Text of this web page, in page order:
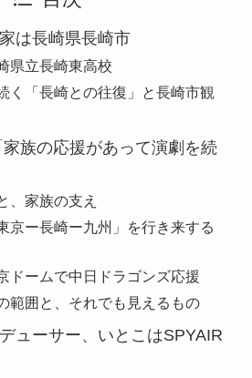
は長崎県長崎市
県立長崎東高校
く「長崎との往復」と長崎市観
族の応援があって演劇を続
、家族の支え
京ー長崎ー九州」を行き来する
ドームで中日ドラゴンズ応援
範囲と、それでも見えるもの
ューサー、いとこはSPYAIR